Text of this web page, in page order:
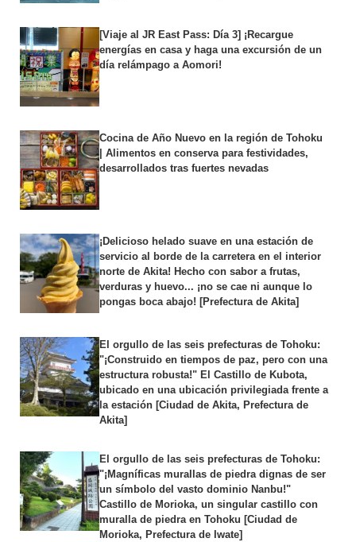
[Viaje al JR East Pass: Día 3] ¡Recargue
energías en casa y haga una excursión de un
día relámpago a Aomori!
Cocina de Año Nuevo en la región de Tohoku
| Alimentos en conserva para festividades,
desarrollados tras fuertes nevadas
¡Delicioso helado suave en una estación de
servicio al borde de la carretera en el interior
norte de Akita! Hecho con sabor a frutas,
verduras y huevo... ¡no se cae ni aunque lo
pongas boca abajo! [Prefectura de Akita]
El orgullo de las seis prefecturas de Tohoku:
"¡Construido en tiempos de paz, pero con una
estructura robusta!" El Castillo de Kubota,
ubicado en una ubicación privilegiada frente a
la estación [Ciudad de Akita, Prefectura de
Akita]
El orgullo de las seis prefecturas de Tohoku:
"¡Magníficas murallas de piedra dignas de ser
un símbolo del vasto dominio Nanbu!"
Castillo de Morioka, un singular castillo con
muralla de piedra en Tohoku [Ciudad de
Morioka, Prefectura de Iwate]